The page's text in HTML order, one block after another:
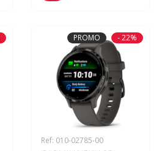
PROMO - 22%
Ref: 010-02785-00